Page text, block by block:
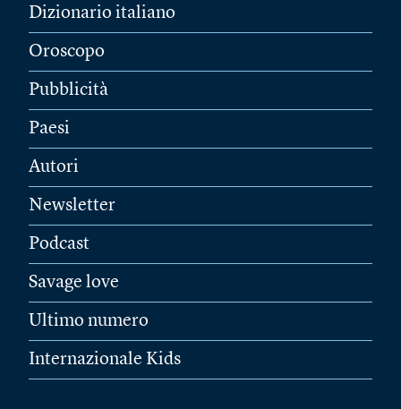
Dizionario italiano
Oroscopo
Pubblicità
Paesi
Autori
Newsletter
Podcast
Savage love
Ultimo numero
Internazionale Kids